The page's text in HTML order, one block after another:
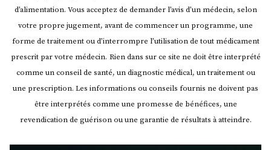
d’alimentation. Vous acceptez de demander l’avis d’un médecin, selon
votre propre jugement, avant de commencer un programme, une
forme de traitement ou d’interrompre l’utilisation de tout médicament
prescrit par votre médecin. Rien dans sur ce site ne doit être interprété
comme un conseil de santé, un diagnostic médical, un traitement ou
une prescription. Les informations ou conseils fournis ne doivent pas
être interprétés comme une promesse de bénéfices, une
revendication de guérison ou une garantie de résultats à atteindre.